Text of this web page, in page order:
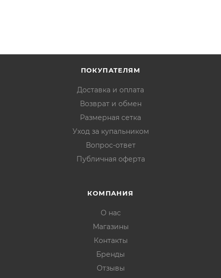
ПОКУПАТЕЛЯМ
Доставка и оплата
Возврат и обмен
Размерная сетка
Уход за купальником
Вопрос-ответ
Публичная оферта
КОМПАНИЯ
О нас
Магазины
Контакты
Бренды
Отзывы